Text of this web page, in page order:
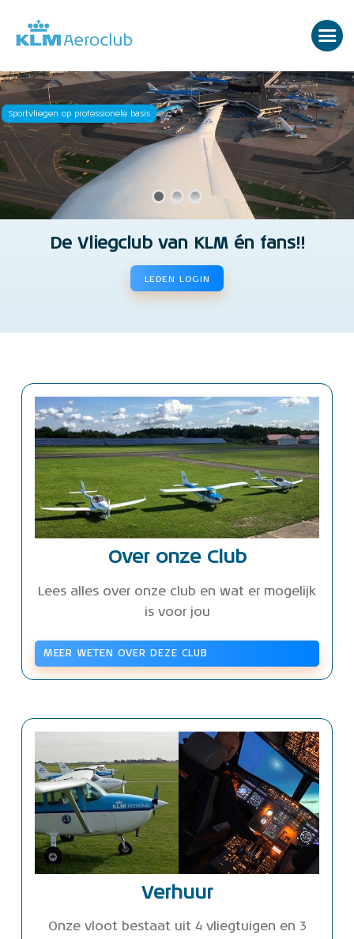
Sportvliegen op professionele basis
De Vliegclub van KLM én fans!!
LEDEN LOGIN
Over onze Club
Lees alles over onze club en wat er mogelijk
is voor jou
MEER WETEN OVER DEZE CLUB
Verhuur
Onze vloot bestaat uit 4 vliegtuigen en 3